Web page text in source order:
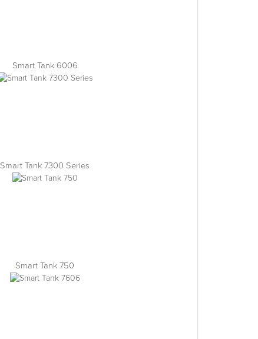
Smart Tank 6006
Smart Tank 7300 Series
Smart Tank 750